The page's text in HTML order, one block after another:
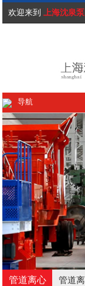
欢迎来到 上海沈泉
导航
管道离心 管道